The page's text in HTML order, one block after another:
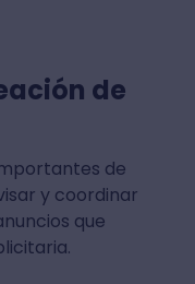
de
de
y coordinar
que